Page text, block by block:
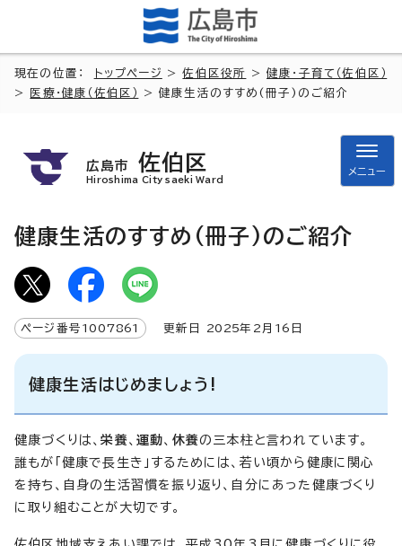
現在の位置： トップページ >佐伯区役所 >健康・子育て（佐伯区）
>
医療・健康（佐伯区） > 健康生活のすすめ(冊子)のご紹介
広島市 佐伯区
Hiroshima City saeki Ward
メニュー
健康生活のすすめ(冊子)のご紹介
ページ番号 1007861 更新日 2025年2月 16 日
健康生活はじめましょう!
健康づくりは、栄養、運動、 休養の三本柱と言われています。
誰もが「健康で長生き」するためには、若い頃から健康に関心
を持ち、自身の生活習慣を振り返り、自分にあった健康づくり
に取り組むことが大切です。